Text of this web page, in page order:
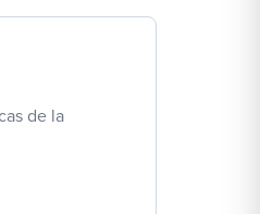
de la